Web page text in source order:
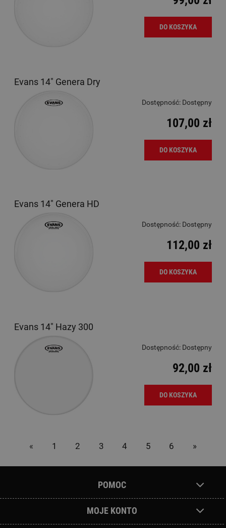
DO KOSZYKA
Evans 14" Genera Dry
Dostępność: Dostępny
107,00 zł
DO KOSZYKA
Evans 14" Genera HD
Dostępność: Dostępny
112,00 zł
DO KOSZYKA
Evans 14" Hazy 300
Dostępność: Dostępny
92,00 zł
DO KOSZYKA
« 1 2 3 4 5 6 »
POMOC
MOJE KONTO